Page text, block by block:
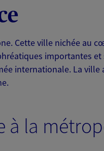
Cette ville nichée au
importantes
internationale. La ville
à la